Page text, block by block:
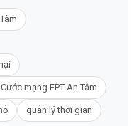
mạng FPT An Tâm
quản lý thời gian